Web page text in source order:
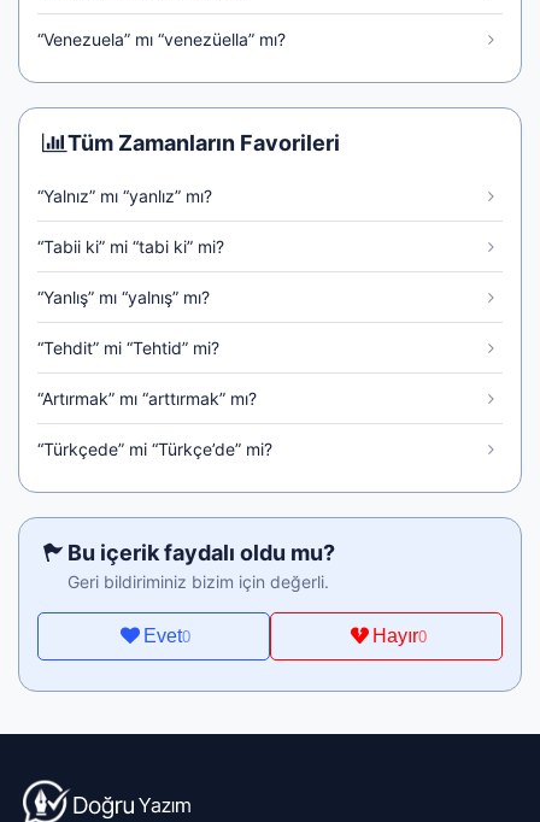
“Venezuela” mı “venezüella” mı?
Tüm Zamanların Favorileri
“Yalnız” mı “yanlız” mı?
“Tabii ki” mi “tabi ki” mi?
“Yanlış” mı “yalnış” mı?
“Tehdit” mi “Tehtid” mi?
“Artırmak” mı “arttırmak” mı?
“Türkçede” mi “Türkçe’de” mi?
Bu içerik faydalı oldu mu?
Geri bildiriminiz bizim için değerli.
Evet0 Hayır0